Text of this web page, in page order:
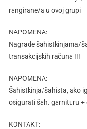
rangirane/a u ovoj grupi
NAPOMENA:
Nagrade šahistkinjama/
transakcijskih računa !!!
NAPOMENA:
Šahistkinja/šahista, ako
osigurati šah. garnituru +
KONTAKT: